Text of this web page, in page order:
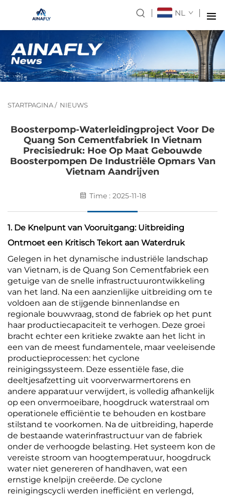
NL
STARTPAGINA/ NIEUWS
Boosterpomp-Waterleidingproject Voor De
Quang Son Cementfabriek In Vietnam
Precisiedruk: Hoe Op Maat Gebouwde
Boosterpompen De Industriële Opmars Van
Vietnam Aandrijven
Time : 2025-11-18
1. De Knelpunt van Vooruitgang: Uitbreiding
Ontmoet een Kritisch Tekort aan Waterdruk
Gelegen in het dynamische industriële landschap
van Vietnam, is de Quang Son Cementfabriek een
getuige van de snelle infrastructuurontwikkeling
van het land. Na een aanzienlijke uitbreiding om te
voldoen aan de stijgende binnenlandse en
regionale bouwvraag, stond de fabriek op het punt
haar productiecapaciteit te verhogen. Deze groei
bracht echter een kritieke zwakte aan het licht in
een van de meest fundamentele, maar veeleisende
productieprocessen: het cyclone
reinigingssysteem. Deze essentiële fase, die
deeltjesafzetting uit voorverwarmertorens en
andere apparatuur verwijdert, is volledig afhankelijk
op een onvermoeibare, hoogdruck waterstraal om
operationele efficiëntie te behouden en kostbare
stilstand te voorkomen. Na de uitbreiding, haperde
de bestaande waterinfrastructuur van de fabriek
onder de verhoogde belasting. Het systeem kon de
vereiste stroom van hoogtemperatuur, hoogdruck
water niet genereren of handhaven, wat een
ernstige knelpijn creëerde. De cyclone
reinigingscycli werden inefficiënt en verlengd,